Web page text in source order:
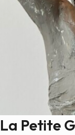
La Petite